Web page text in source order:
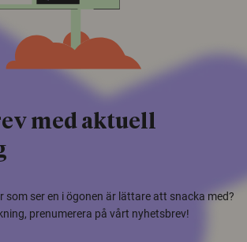
med aktuell
ser en i ögonen är lättare att snacka med?
prenumerera på vårt nyhetsbrev!